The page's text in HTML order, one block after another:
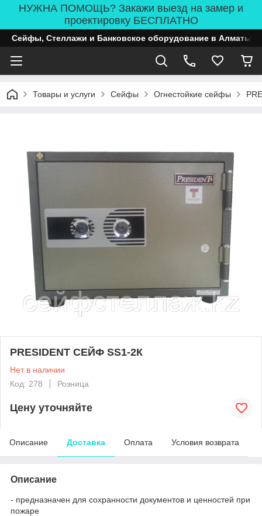
НУЖНА ПОМОЩЬ? Закажи выезд на замер и
проектировку БЕСПЛАТНО
Сейфы, Стеллажи и Банковское оборудование в Алматы
Товары и услуги Сейфы Огнестойкие сейфы
PRESIDENT СЕЙФ SS1-2К
Нет в наличии
Код: 278
Розница
Цену уточняйте
Описание Доставка Оплата Условия возврата
Описание
- предназначен для сохранности документов и ценностей при
пожаре